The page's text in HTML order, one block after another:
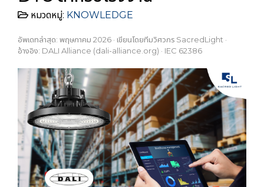
หมวดหมู่: KNOWLEDGE
อัพเดทล่าสุด: พฤษภาคม 2026 · เขียนโดยทีมวิศวกร SacredLight ·
อ้างอิง: DALI Alliance (dali-alliance.org) · IEC 62386